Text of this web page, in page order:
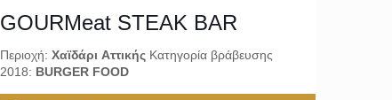
GOURMeat STEAK BAR
Περιοχή:Χαϊδάρι Αττικής Κατηγορία βράβευσης
2018: BURGER FOOD